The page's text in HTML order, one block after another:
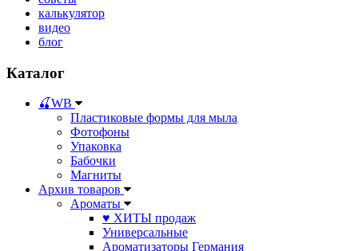
калькулятор
видео
блог
Каталог
🍒WB
Пластиковые формы для мыла
Фотофоны
Упаковка
Бабочки
Магниты
Архив товаров
Ароматы
♥ ХИТЫ продаж
Универсальные
Ароматизаторы Германия